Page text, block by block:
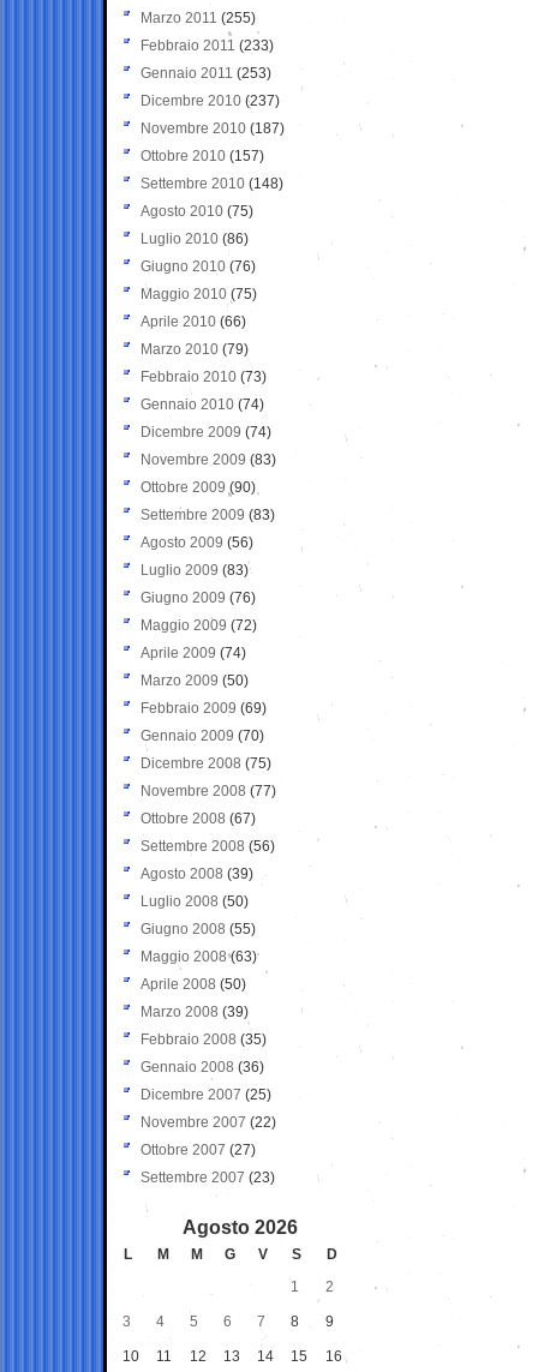
Marzo 2011 (255)
Febbraio 2011 (233)
Gennaio 2011 (253)
Dicembre 2010 (237)
Novembre 2010 (187)
Ottobre 2010 (157)
Settembre 2010 (148)
Agosto 2010 (75)
Luglio 2010 (86)
Giugno 2010 (76)
Maggio 2010 (75)
Aprile 2010 (66)
Marzo 2010 (79)
Febbraio 2010 (73)
Gennaio 2010 (74)
Dicembre 2009 (74)
Novembre 2009 (83)
Ottobre 2009 (90)
Settembre 2009 (83)
Agosto 2009 (56)
Luglio 2009 (83)
Giugno 2009 (76)
Maggio 2009 (72)
Aprile 2009 (74)
Marzo 2009 (50)
Febbraio 2009 (69)
Gennaio 2009 (70)
Dicembre 2008 (75)
Novembre 2008 (77)
Ottobre 2008 (67)
Settembre 2008 (56)
Agosto 2008 (39)
Luglio 2008 (50)
Giugno 2008 (55)
Maggio 2008(63)
Aprile 2008 (50)
Marzo 2008 (39)
Febbraio 2008 (35)
Gennaio 2008 (36)
Dicembre 2007 (25)
Novembre 2007 (22)
Ottobre 2007 (27)
Settembre 2007 (23)
Agosto 2026
L M M G V S
D
1
2
3 4 5 6 7 8 9
10 11 12 13 14 15 16